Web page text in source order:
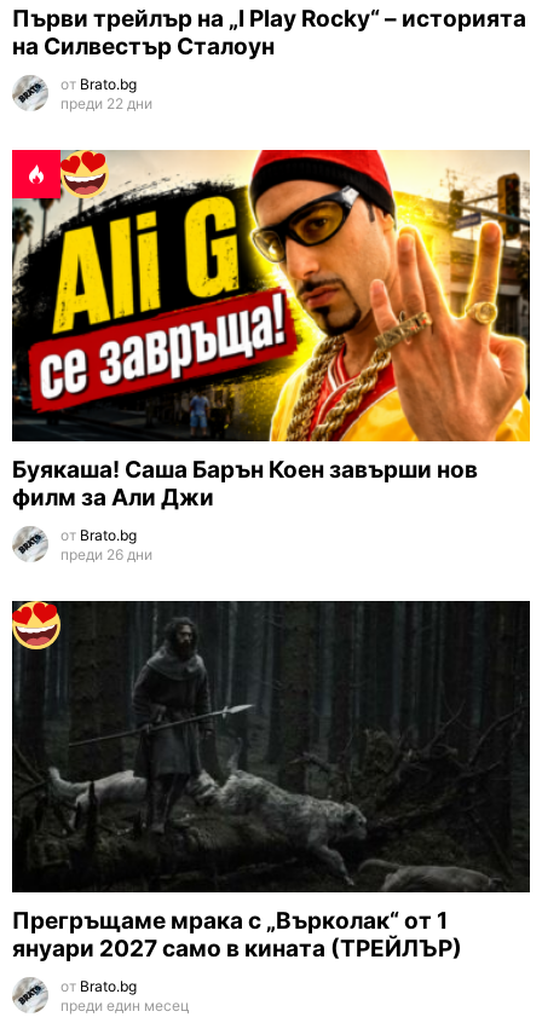
Първи трейлър на „I Play Rocky“ – историята
на Силвестър Сталоун
от Brato.bg
преди 22 дни
Буякаша! Саша Барън Коен завърши нов
филм за Али Джи
от Brato.bg
преди 26 дни
Прегръщаме мрака с „Върколак“ от 1
януари 2027 само в кината (ТРЕЙЛЪР)
от Brato.bg
преди един месец